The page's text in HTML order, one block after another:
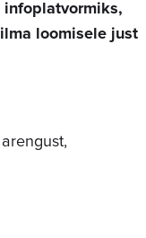
infoplatvormiks,
loomisele just